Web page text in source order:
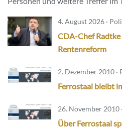
4. August 2026 ·
CDA-Chef
Rentenreform
2. Dezember 2010 ·
Ferrostaal bleibt
26. November 2010
Über Ferrostaal